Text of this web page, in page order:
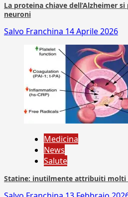
La proteina chiave dell’Alzheimer
neuroni
Salvo Franchina 14 Aprile 2026
Medicina
News
Salute
Statine: inutilmente attribuiti molti